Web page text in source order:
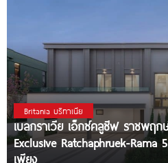
Britania บริทาเนีย
เบลกราเวีย เอ็กซ์คลูซีฟ ราชพฤก
Exclusive Ratchaphruek-Rama
เพียง